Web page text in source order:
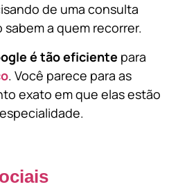
de uma consulta
a quem recorrer.
é tão eficiente para
. Você parece para as
exato em que elas estão